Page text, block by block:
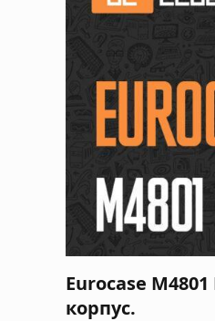
Eurocase
корпус.